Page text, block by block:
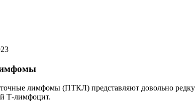
лимфомы (ПТКЛ) представляют довольно
Т-лимфоцит.